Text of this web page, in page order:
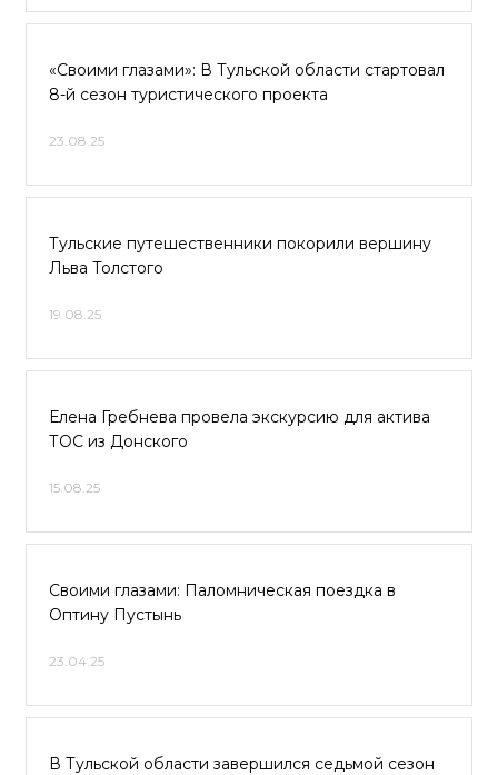
«Своими глазами»: В Тульской области стартовал
8-й сезон туристического проекта
23.08.25
Тульские путешественники покорили вершину
Льва Толстого
19.08.25
Елена Гребнева провела экскурсию для актива
ТОС из Донского
15.08.25
Своими глазами: Паломническая поездка в
Оптину Пустынь
23.04.25
В Тульской области завершился седьмой сезон